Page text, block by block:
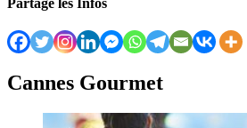
Cannes Gourmet